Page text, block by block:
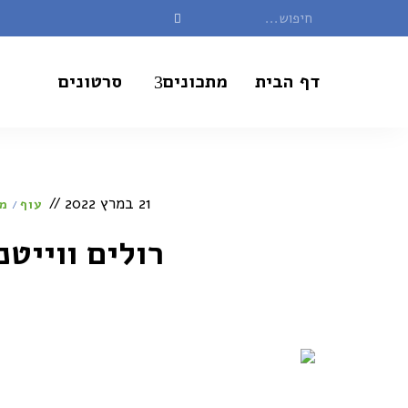
דף הבית מתכונים סרטונים
21 במרץ 2022 עוף /
רולים